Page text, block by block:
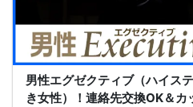
男性エグゼクティブ（ハイス
き女性）！連絡先交換OK＆カ